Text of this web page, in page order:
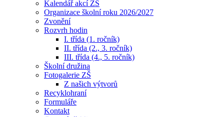
Kalendář akcí ZŠ
Organizace školní roku 2026/2027
Zvonění
Rozvrh hodin
I. třída (1. ročník)
II. třída (2., 3. ročník)
III. třída (4., 5. ročník)
Školní družina
Fotogalerie ZŠ
Z našich výtvorů
Recyklohraní
Formuláře
Kontakt